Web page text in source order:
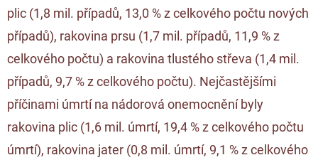
plic (1,8 mil. případů, 13,0 % z celkového počtu nových
případů), rakovina prsu (1,7 mil. případů, 11,9 % z
celkového počtu) a rakovina tlustého střeva (1,4 mil.
případů, 9,7 % z celkového počtu). Nejčastějšími
příčinami úmrtí na nádorová onemocnění byly
rakovina plic (1,6 mil. úmrtí, 19,4 % z celkového počtu
úmrtí), rakovina jater (0,8 mil. úmrtí, 9,1 % z celkového